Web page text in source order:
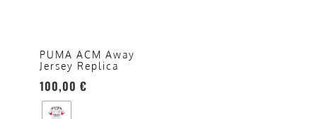
PUMA ACM Away
Jersey Replica
100,00 €
opzioni
possono
essere
scelte